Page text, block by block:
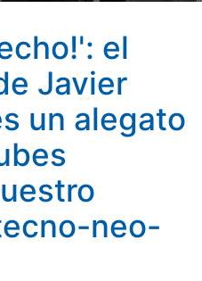
las nubes digitales y
neo-feudalismo
el
Javier
un alegato
neo-